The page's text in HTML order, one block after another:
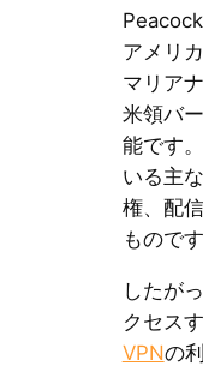
アメリ
マリア
米領バ
能です
いる主
権、配
ものです
したが
クセス
VPNの